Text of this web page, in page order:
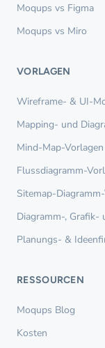
Moqups vs Figma
Moqups vs Miro
VORLAGEN
Wireframe- & UI-
Mapping- und
Mind-Map-Vorlagen
Flussdiagramm-
Sitemap-
Diagramm-, Grafik-
Planungs- &
RESSOURCEN
Moqups Blog
Kosten